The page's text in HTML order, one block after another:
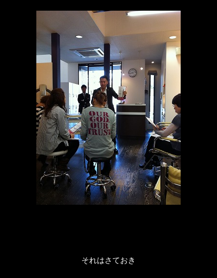
それはさておき